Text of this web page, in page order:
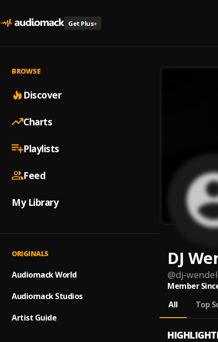
Get Plus+
BROWSE
Discover
Charts
Playlists
Feed
My Library
ORIGINALS
Audiomack World
Audiomack Studios
Artist Guide
DJ
@dj-
Member
All
Top